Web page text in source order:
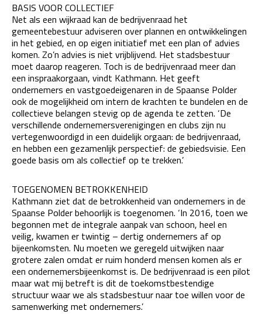
BASIS VOOR COLLECTIEF
Net als een wijkraad kan de bedrijvenraad het
gemeentebestuur adviseren over plannen en ontwikkelingen
in het gebied, en op eigen initiatief met een plan of advies
komen. Zo’n advies is niet vrijblijvend. Het stadsbestuur
moet daarop reageren. Toch is de bedrijvenraad meer dan
een inspraakorgaan, vindt Kathmann. Het geeft
ondernemers en vastgoedeigenaren in de Spaanse Polder
ook de mogelijkheid om intern de krachten te bundelen en de
collectieve belangen stevig op de agenda te zetten. ‘De
verschillende ondernemersverenigingen en clubs zijn nu
vertegenwoordigd in een duidelijk orgaan: de bedrijvenraad,
en hebben een gezamenlijk perspectief: de gebiedsvisie. Een
goede basis om als collectief op te trekken.’
TOEGENOMEN BETROKKENHEID
Kathmann ziet dat de betrokkenheid van ondernemers in de
Spaanse Polder behoorlijk is toegenomen. ‘In 2016, toen we
begonnen met de integrale aanpak van schoon, heel en
veilig, kwamen er twintig – dertig ondernemers af op
bijeenkomsten. Nu moeten we geregeld uitwijken naar
grotere zalen omdat er ruim honderd mensen komen als er
een ondernemersbijeenkomst is. De bedrijvenraad is een pilot
maar wat mij betreft is dit de toekomstbestendige
structuur waar we als stadsbestuur naar toe willen voor de
samenwerking met ondernemers.’